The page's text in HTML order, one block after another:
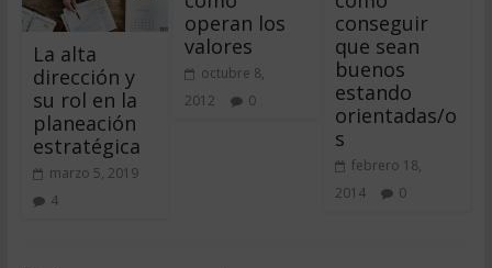
La alta
dirección y
su rol en la
planeación
estratégica
marzo 5, 2019
4
operan los
valores
octubre 8,
2012
0
conseguir
que sean
buenos
estando
orientadas/o
s
febrero 18,
2014
0